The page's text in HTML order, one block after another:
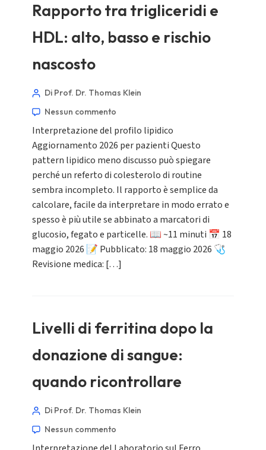
Rapporto tra trigliceridi e
HDL: alto, basso e rischio
nascosto
Di Prof. Dr. Thomas Klein
Nessun commento
Interpretazione del profilo lipidico
Aggiornamento 2026 per pazienti Questo
pattern lipidico meno discusso può spiegare
perché un referto di colesterolo di routine
sembra incompleto. Il rapporto è semplice da
calcolare, facile da interpretare in modo errato e
spesso è più utile se abbinato a marcatori di
glucosio, fegato e particelle. 📖 ~11 minuti 📅 18
maggio 2026 📝 Pubblicato: 18 maggio 2026 🩺
Revisione medica: […]
Livelli di ferritina dopo la
donazione di sangue:
quando ricontrollare
Di Prof. Dr. Thomas Klein
Nessun commento